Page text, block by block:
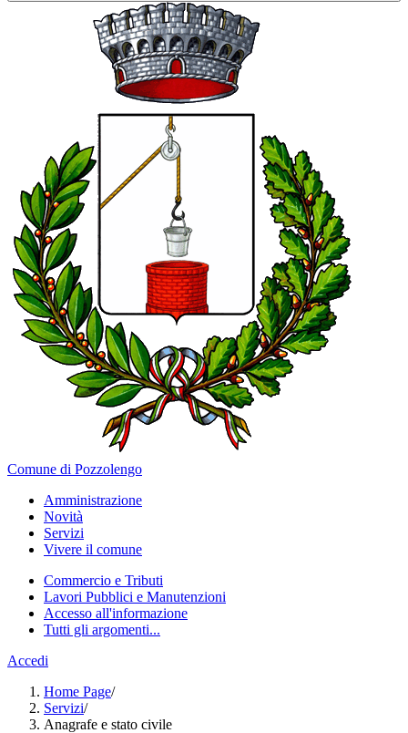
Comune di Pozzolengo
Amministrazione
Novità
Servizi
Vivere il comune
Commercio e Tributi
Lavori Pubblici e Manutenzioni
Accesso all'informazione
Tutti gli argomenti...
Accedi
Home Page/
Servizi/
Anagrafe e stato civile